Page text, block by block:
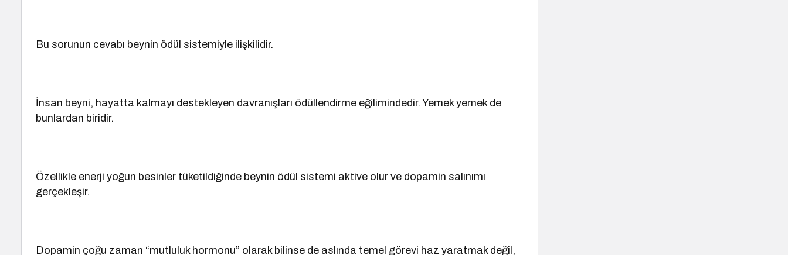
Bu sorunun cevabı beynin ödül sistemiyle ilişkilidir.
İnsan beyni, hayatta kalmayı destekleyen davranışları ödüllendirme eğilimindedir. Yemek yemek de
bunlardan biridir.
Özellikle enerji yoğun besinler tüketildiğinde beynin ödül sistemi aktive olur ve dopamin salınımı
gerçekleşir.
Dopamin çoğu zaman “mutluluk hormonu” olarak bilinse de aslında temel görevi haz yaratmak değil,